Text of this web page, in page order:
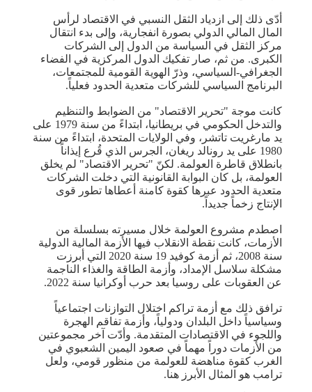
أدّى ذلك إلى ازدياد الثقل النسبي في الاقتصاد لرأس
المال المالي الدولي بصورة انفجارية، وإلى بدء انتقال
مركز الثقل في السياسة من الدول إلى الشركات
الكبرى. من ثم، صار تفكيك الدول المركزية في الفضاء
الجغرافي-السياسي، وذرّ الهوية القومية للمجتمعات،
البرنامج السياسي للشركات متعدية الحدود فعلياً.
كانت موجة "تحرير الاقتصاد" من الضوابط والتنظيم
والتدخل الحكومي في بريطانيا، ابتداءً من سنة 1979 على
يد مارغريت تاتشر، وفي الولايات المتحدة، ابتداءً من سنة
1980 على يد رونالد ريغان، الجرس الذي قُرع إيذاناً
بانطلاق قاطرة العولمة. لكنّ "تحرير الاقتصاد" لم يخلق
العولمة، بل كان البوابة القانونية التي دخلت الشركات
متعدية الحدود عبرها كقوة كامنة أعطاها تطور قوى
الإنتاج زخماً جديداً.
اصطدم مشروع العولمة خلال مسيرته بسلسلة من
الأزمات، كانت نقطة الانقلاب فيها الأزمة المالية الدولية
سنة 2008، ثم أزمة كوفيد 19 سنة 2020 التي أبرزت
مشكلة سلاسل الإمداد، وأزمة الطاقة والغذاء الناجمة
عن العقوبات على روسيا بعد حرب أوكرانيا سنة 2022.
ترافق ذلك مع أزمة تراكم اختلال التوازنات اجتماعياً
وسياسياً داخل البلدان ودولياً، وأزمة تفاقم الهجرة
واللجوء في الاقتصادات المتقدمة. وأدّت آخر مجموعتين
من الأزمات دوراً مهماً في صعود اليمين الشعبوي في
الغرب كقوة مناهضة للعولمة من منظور قومي، ولعل
ترامب هو المثال الأبرز هنا.